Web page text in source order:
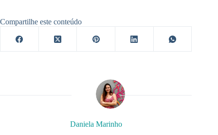
Compartilhe este conteúdo
Daniela Marinho